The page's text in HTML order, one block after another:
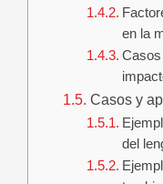
en la
Casos y
del